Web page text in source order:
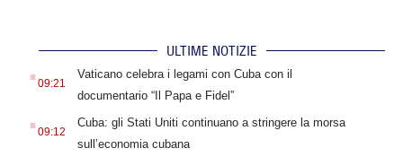
ULTIME NOTIZIE
. 09:21
Vaticano celebra i legami con Cuba con il
documentario “Il Papa e Fidel”
. 09:12
Cuba: gli Stati Uniti continuano a stringere la morsa
sull’economia cubana